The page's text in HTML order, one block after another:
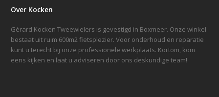
Over Kocken
Gérard Kocken Tweewielers is gevestigd in Boxmeer. Onze winkel
bestaat uit ruim 600m2 fietsplezier. Voor onderhoud en reparatie
kunt u terecht bij onze professionele werkplaats. Kortom, kom
eens kijken en laat u adviseren door ons deskundige team!